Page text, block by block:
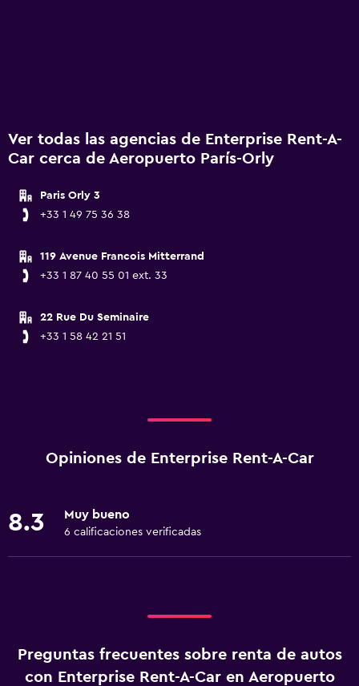
Ver todas las agencias de Enterprise Rent-A-
Car cerca de Aeropuerto París-Orly
Paris Orly 3
+33 1 49 75 36 38
119 Avenue Francois Mitterrand
+33 1 87 40 55 01 ext. 33
22 Rue Du Seminaire
+33 1 58 42 21 51
Opiniones de Enterprise Rent-A-Car
8.3 Muy bueno
6 calificaciones verificadas
Preguntas frecuentes sobre renta de autos
con Enterprise Rent-A-Car en Aeropuerto